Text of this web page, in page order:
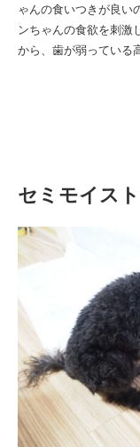
ゃんの食いつきが良い
ンちゃんの食欲を刺激
から、歯が弱っている
セミモイス